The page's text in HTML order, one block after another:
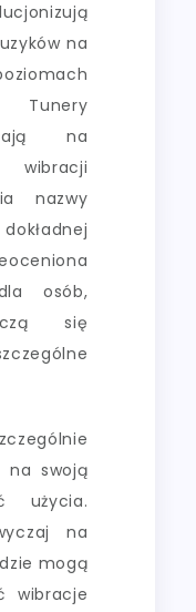
na
Tunery
na
wibracji
nazwy
osób,
się
na swoją
użycia.
na
mogą
wibracje